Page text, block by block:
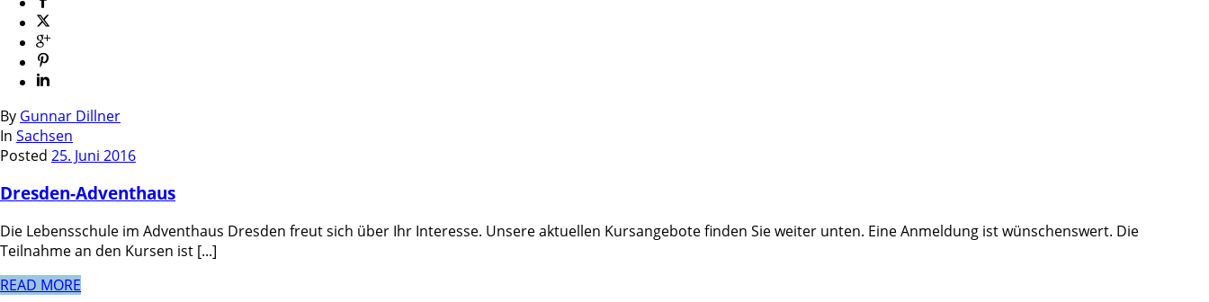
By Gunnar Dillner
In Sachsen
Posted 25. Juni 2016
Dresden-Adventhaus
Die Lebensschule im Adventhaus Dresden freut sich über Ihr Interesse. Unsere aktuellen Kursangebote finden Sie weiter unten. Eine Anmeldung ist wünschenswert. Die
Teilnahme an den Kursen ist [...]
READ MORE